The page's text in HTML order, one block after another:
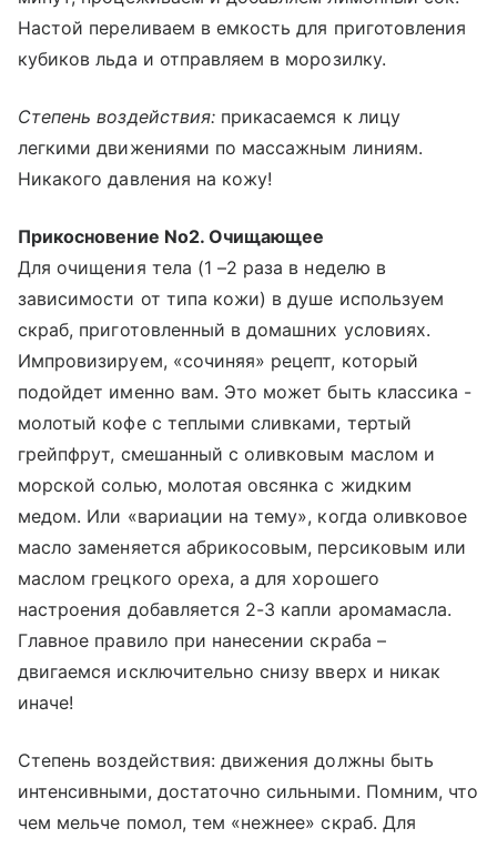
Настой переливаем в емкость для приготовления
кубиков льда и отправляем в морозилку.
Степень воздействия: прикасаемся к лицу
легкими движениями по массажным линиям.
Никакого давления на кожу!
Прикосновение No2. Очищающее
Для очищения тела (1 –2 раза в неделю в
зависимости от типа кожи) в душе используем
скраб, приготовленный в домашних условиях.
Импровизируем, «сочиняя» рецепт, который
подойдет именно вам. Это может быть классика -
молотый кофе с теплыми сливками, тертый
грейпфрут, смешанный с оливковым маслом и
морской солью, молотая овсянка с жидким
медом. Или «вариации на тему», когда оливковое
масло заменяется абрикосовым, персиковым или
маслом грецкого ореха, а для хорошего
настроения добавляется 2-3 капли аромамасла.
Главное правило при нанесении скраба –
двигаемся исключительно снизу вверх и никак
иначе!
Степень воздействия: движения должны быть
интенсивными, достаточно сильными. Помним, что
чем мельче помол, тем «нежнее» скраб. Для